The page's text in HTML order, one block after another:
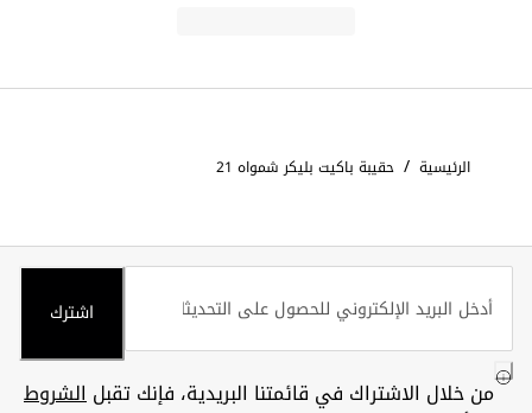
الرئيسية / حقيبة باكيت بليكر شمواه 21
اشترك
من خلال الاشتراك في قائمتنا البريدية، فإنك تقبلالشروط